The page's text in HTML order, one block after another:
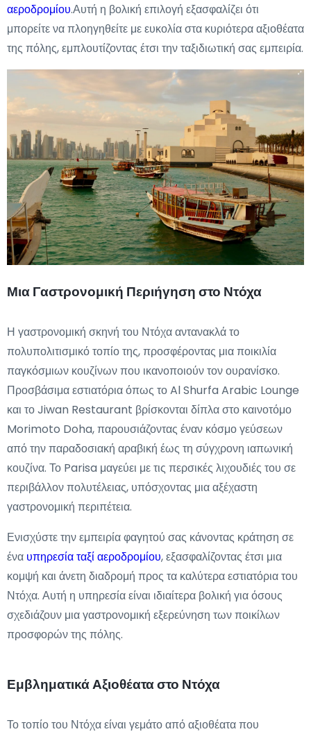
αεροδρομίου.Αυτή η βολική επιλογή εξασφαλίζει ότι
μπορείτε να πλοηγηθείτε με ευκολία στα κυριότερα αξιοθέατα
της πόλης, εμπλουτίζοντας έτσι την ταξιδιωτική σας εμπειρία.
Μια Γαστρονομική Περιήγηση στο Ντόχα
Η γαστρονομική σκηνή του Ντόχα αντανακλά το
πολυπολιτισμικό τοπίο της, προσφέροντας μια ποικιλία
παγκόσμιων κουζίνων που ικανοποιούν τον ουρανίσκο.
Προσβάσιμα εστιατόρια όπως το Al Shurfa Arabic Lounge
και το Jiwan Restaurant βρίσκονται δίπλα στο καινοτόμο
Morimoto Doha, παρουσιάζοντας έναν κόσμο γεύσεων
από την παραδοσιακή αραβική έως τη σύγχρονη ιαπωνική
κουζίνα. Το Parisa μαγεύει με τις περσικές λιχουδιές του σε
περιβάλλον πολυτέλειας, υπόσχοντας μια αξέχαστη
γαστρονομική περιπέτεια.
Ενισχύστε την εμπειρία φαγητού σας κάνοντας κράτηση σε
ένα υπηρεσία ταξί αεροδρομίου, εξασφαλίζοντας έτσι μια
κομψή και άνετη διαδρομή προς τα καλύτερα εστιατόρια του
Ντόχα. Αυτή η υπηρεσία είναι ιδιαίτερα βολική για όσους
σχεδιάζουν μια γαστρονομική εξερεύνηση των ποικίλων
προσφορών της πόλης.
Εμβληματικά Αξιοθέατα στο Ντόχα
Το τοπίο του Ντόχα είναι γεμάτο από αξιοθέατα που